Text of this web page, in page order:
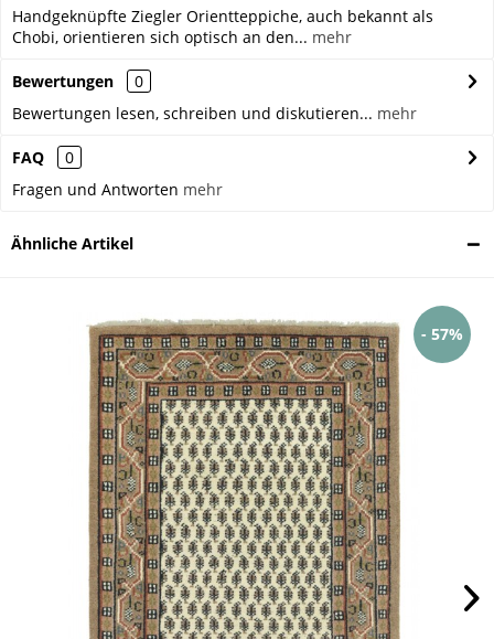
Handgeknüpfte Ziegler Orientteppiche, auch bekannt als
Chobi, orientieren sich optisch an den... mehr
Bewertungen
0
Bewertungen lesen, schreiben und diskutieren... mehr
FAQ
0
Fragen und Antworten mehr
Ähnliche Artikel
- 57%